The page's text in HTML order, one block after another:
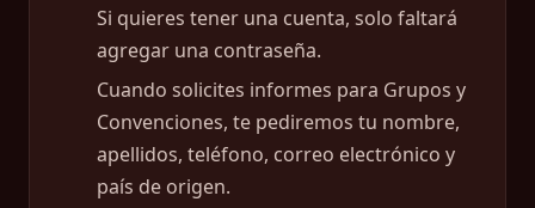
Si quieres tener una cuenta, solo faltará
agregar una contraseña.
Cuando solicites informes para Grupos y
Convenciones, te pediremos tu nombre,
apellidos, teléfono, correo electrónico y
país de origen.